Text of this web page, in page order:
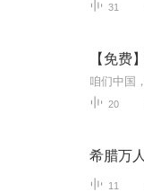
31
【免费
20
希腊万
11